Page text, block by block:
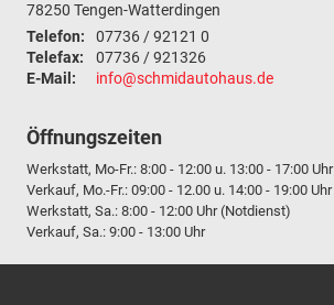
78250 Tengen-Watterdingen
Telefon:
07736 / 92121 0
Telefax:
07736 / 921326
E-Mail:
info@schmidautohaus.de
Öffnungszeiten
Werkstatt, Mo-Fr.: 8:00 - 12:00 u. 13:00 - 17:00 Uhr
Verkauf, Mo.-Fr.: 09:00 - 12.00 u. 14:00 - 19:00 Uhr
Werkstatt, Sa.: 8:00 - 12:00 Uhr (Notdienst)
Verkauf, Sa.: 9:00 - 13:00 Uhr